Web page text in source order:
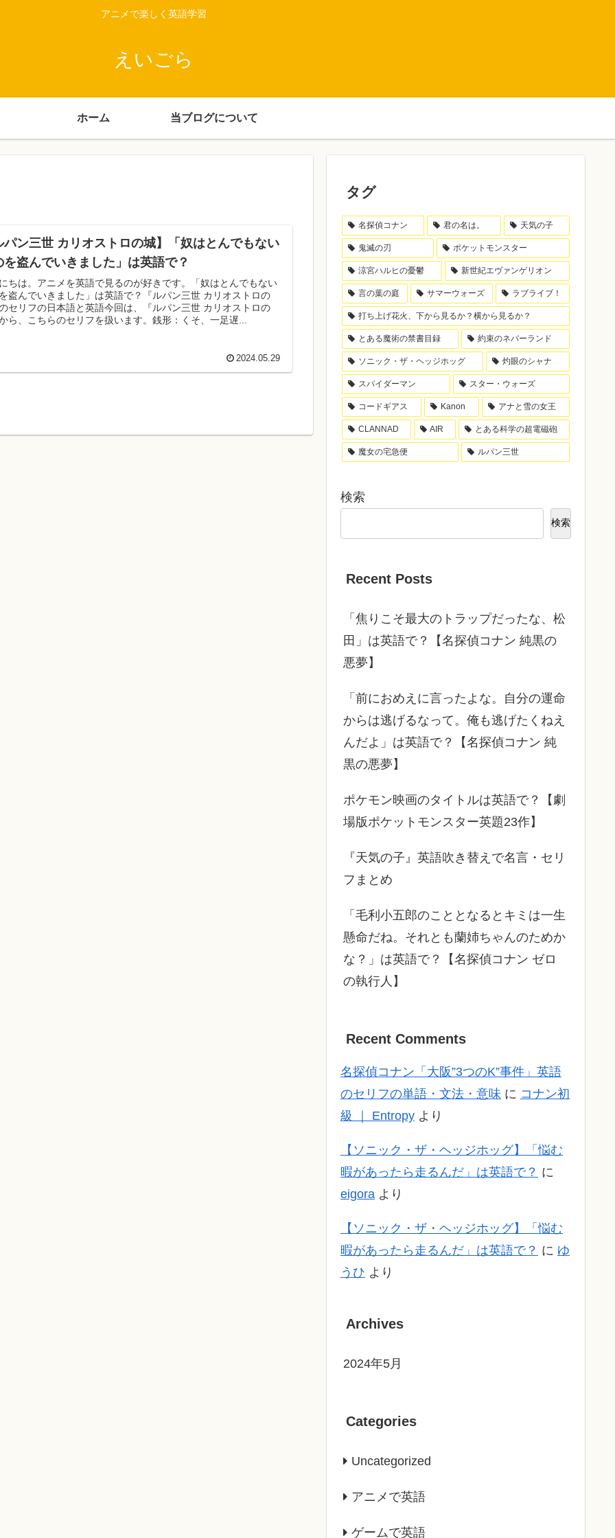
アニメで楽しく英語学習
えいごら
ホーム 当ブログについて
パン三世 カリオストロの城】「奴はとんでもない
を盗んでいきました」は英語で？
ちは。アニメを英語で見るのが好きです。「奴はとんでもない
盗んでいきました」は英語で？『ルパン三世 カリオストロの
セリフの日本語と英語今回は、『ルパン三世 カリオストロの
ら、こちらのセリフを扱います。銭形：くそ、一足遅...
2024.05.29
タグ
名探偵コナン 君の名は。 天気の子
鬼滅の刃 ポケットモンスター
涼宮ハルヒの憂鬱 新世紀エヴァンゲリオン
言の葉の庭 サマーウォーズ ラブライブ！
打ち上げ花火、下から見るか？横から見るか？
とある魔術の禁書目録 約束のネバーランド
ソニック・ザ・ヘッジホッグ 灼眼のシャナ
スパイダーマン スター・ウォーズ
コードギアス Kanon アナと雪の女王
CLANNAD AIR とある科学の超電磁砲
魔女の宅急便 ルパン三世
検索
検索
Recent Posts
「焦りこそ最大のトラップだったな、松
田」は英語で？【名探偵コナン 純黒の
悪夢】
「前におめえに言ったよな。自分の運命
からは逃げるなって。俺も逃げたくねえ
んだよ」は英語で？【名探偵コナン 純
黒の悪夢】
ポケモン映画のタイトルは英語で？【劇
場版ポケットモンスター英題23作】
『天気の子』英語吹き替えで名言・セリ
フまとめ
「毛利小五郎のこととなるとキミは一生
懸命だね。それとも蘭姉ちゃんのためか
な？」は英語で？【名探偵コナン ゼロ
の執行人】
Recent Comments
名探偵コナン「大阪”3つのK”事件」英語
のセリフの単語・文法・意味 に コナン初
級 ｜ Entropy より
【ソニック・ザ・ヘッジホッグ】「悩む
暇があったら走るんだ」は英語で？ に
eigora より
【ソニック・ザ・ヘッジホッグ】「悩む
暇があったら走るんだ」は英語で？ に ゆ
うひ より
Archives
2024年5月
Categories
Uncategorized
アニメで英語
ゲームで英語